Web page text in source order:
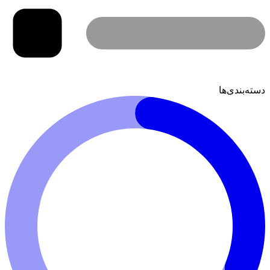
دسته‌بندی‌ها